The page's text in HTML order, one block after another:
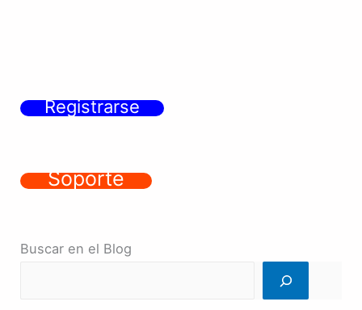
Registrarse
Soporte
Buscar en el Blog